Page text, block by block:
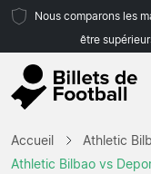
Nous comparons les
être
Accueil
Athletic
Athletic Bilbao vs